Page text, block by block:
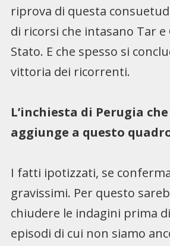
riprova di questa
di ricorsi che intasano Tar e
Stato. E che spesso si
vittoria dei ricorrenti.
L’inchiesta di Perugia che
aggiunge a questo
I fatti ipotizzati, se
gravissimi. Per questo
chiudere le indagini prima
episodi di cui non siamo